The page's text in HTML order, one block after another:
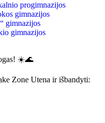
progimnazijos
gimnazijos
gimnazijos
gimnazijos
☀️🌊
Zone Utena ir išbandyti: